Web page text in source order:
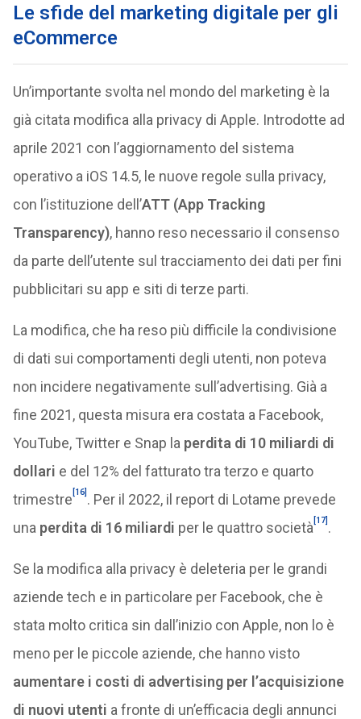
Le sfide del marketing digitale per gli
eCommerce
Un’importante svolta nel mondo del marketing è la
già citata modifica alla privacy di Apple. Introdotte ad
aprile 2021 con l’aggiornamento del sistema
operativo a iOS 14.5, le nuove regole sulla privacy,
con l’istituzione dell’ATT (App Tracking
Transparency), hanno reso necessario il consenso
da parte dell’utente sul tracciamento dei dati per fini
pubblicitari su app e siti di terze parti.
La modifica, che ha reso più difficile la condivisione
di dati sui comportamenti degli utenti, non poteva
non incidere negativamente sull’advertising. Già a
fine 2021, questa misura era costata a Facebook,
YouTube, Twitter e Snap la perdita di 10 miliardi di
dollari e del 12% del fatturato tra terzo e quarto
trimestre [16] . Per il 2022, il report di Lotame prevede
una perdita di 16 miliardi per le quattro società [17] .
Se la modifica alla privacy è deleteria per le grandi
aziende tech e in particolare per Facebook, che è
stata molto critica sin dall’inizio con Apple, non lo è
meno per le piccole aziende, che hanno visto
aumentare i costi di advertising per l’acquisizione
di nuovi utenti a fronte di un’efficacia degli annunci